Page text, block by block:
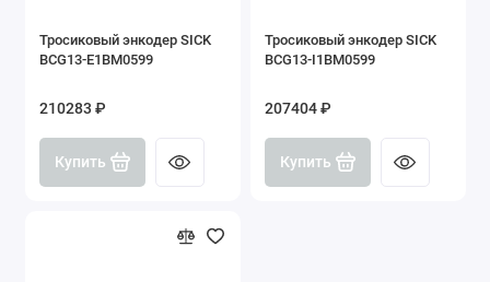
Тросиковый энкодер SICK
BCG13-E1BM0599
210283 ₽
Купить
Тросиковый энкодер SICK
BCG13-I1BM0599
207404 ₽
Купить